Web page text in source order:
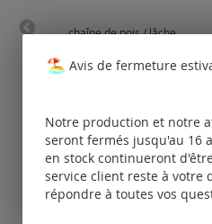
chaîne de pois / lâche
uniquement
pour les clients
enregistrés.
Avis de fermeture
Notre production et notre
seront fermés jusqu'au 16
en stock continueront
service client reste à votre
répondre à toutes vos